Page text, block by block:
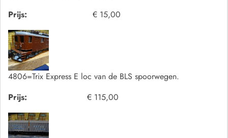
Prijs:
€ 15,00
4806=Trix Express E loc van de BLS spoorwegen.
Prijs:
€ 115,00